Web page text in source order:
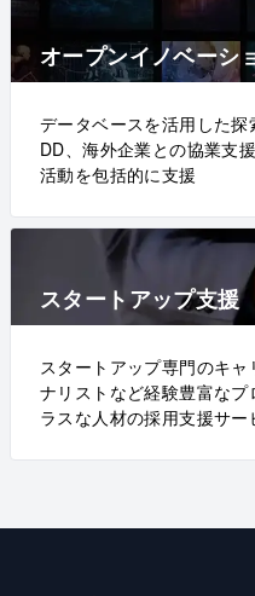
オープンイノベーシ
データベースを活用した
DD、海外企業との協業支
活動を包括的に支援
スタートアップ支援
スタートアップ専門のキ
ナリストなど経験豊富な
ラスな人材の採用支援サ